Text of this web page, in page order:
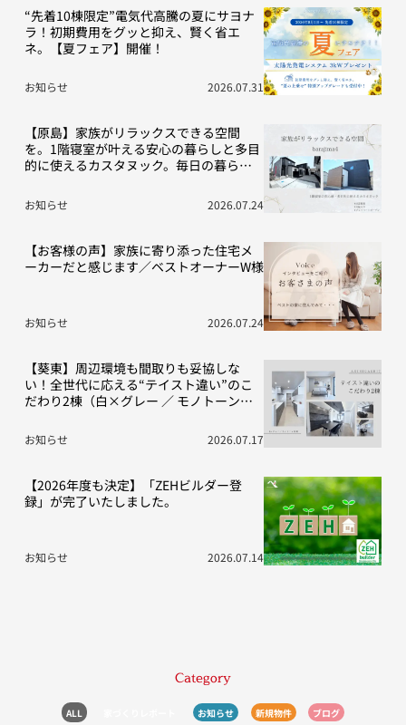
“先着10棟限定”電気代高騰の夏にサヨナ
ラ！初期費用をグッと抑え、賢く省エ
ネ。【夏フェア】開催！
お知らせ 2026.07.31
【原島】家族がリラックスできる空間
を。1階寝室が叶える安心の暮らしと多目
的に使えるカスタヌック。毎日の暮らし
お知らせ 2026.07.24
【お客様の声】家族に寄り添った住宅メ
ーカーだと感じます／ベストオーナーW様
お知らせ 2026.07.24
【葵東】周辺環境も間取りも妥協しな
い！全世代に応える“テイスト違い”のこ
だわり2棟（白×グレー ／ モノトーン空
お知らせ 2026.07.17
【2026年度も決定】「ZEHビルダー登
録」が完了いたしました。
お知らせ 2026.07.14
Category
ALL お知らせ 新規物件 ブログ